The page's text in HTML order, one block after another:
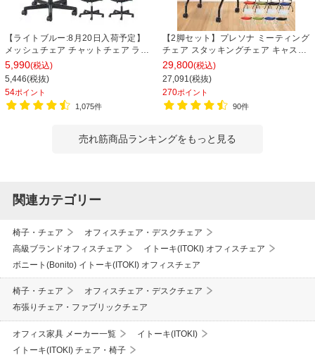
【ライトブルー:8月20日入荷予定】
メッシュチェア チャットチェア ラン
バーサポート オフィスチェア デスク
チェア 会議椅子 幅580×奥行580×高
さ835-930mm
5,990(税込)
5,446(税抜)
54ポイント
1,075件
【2脚セット】プレソナ ミーティング
チェア スタッキングチェア キャスタ
ー付き 座面クッション 幅570×奥行
565×高さ805mm 会議室 収納 法人
大人数 重ねる 会議用椅子 会議用チェ
ア
29,800(税込)
27,091(税抜)
270ポイント
90件
売れ筋商品ランキングをもっと見る
関連カテゴリー
椅子・チェア
オフィスチェア・デスクチェア
高級ブランドオフィスチェア
イトーキ(ITOKI) オフィスチェア
ボニート(Bonito) イトーキ(ITOKI) オフィスチェア
椅子・チェア
オフィスチェア・デスクチェア
布張りチェア・ファブリックチェア
オフィス家具 メーカー一覧
イトーキ(ITOKI)
イトーキ(ITOKI) チェア・椅子